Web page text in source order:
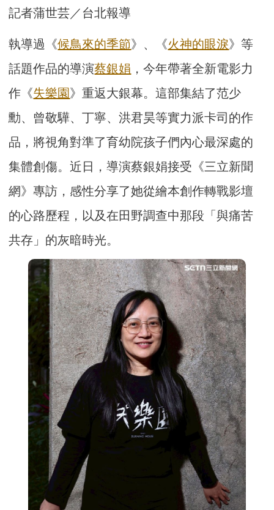
記者蒲世芸／台北報導
執導過《候鳥來的季節》、《火神的眼淚》等
話題作品的導演蔡銀娟 ，今年帶著全新電影力
作《失樂園》重返大銀幕。這部集結了范少
勳、曾敬驊、丁寧、洪君昊等實力派卡司的作
品，將視角對準了育幼院孩子們內心最深處的
集體創傷。近日，導演蔡銀娟接受《三立新聞
網》專訪，感性分享了她從繪本創作轉戰影壇
的心路歷程，以及在田野調查中那段「與痛苦
共存」的灰暗時光。